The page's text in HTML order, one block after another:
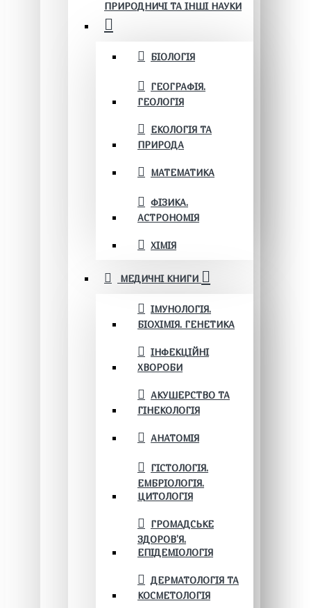
ПРИРОДНИЧІ ТА ІНШІ НАУКИ
БІОЛОГІЯ
ГЕОГРАФІЯ.
ГЕОЛОГІЯ
ЕКОЛОГІЯ ТА
ПРИРОДА
МАТЕМАТИКА
ФІЗИКА.
АСТРОНОМІЯ
ХІМІЯ
МЕДИЧНІ КНИГИ
ІМУНОЛОГІЯ.
БІОХІМІЯ. ГЕНЕТИКА
ІНФЕКЦІЙНІ
ХВОРОБИ
АКУШЕРСТВО ТА
ГІНЕКОЛОГІЯ
АНАТОМІЯ
ГІСТОЛОГІЯ.
ЕМБРІОЛОГІЯ.
ЦИТОЛОГІЯ
ГРОМАДСЬКЕ
ЗДОРОВ’Я.
ЕПІДЕМІОЛОГІЯ
ДЕРМАТОЛОГІЯ ТА
КОСМЕТОЛОГІЯ